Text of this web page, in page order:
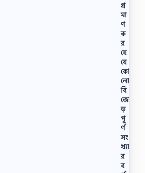
প্র
মা
ণ
ক
র
যে
যে
কো
নো
বি
জো
ড়
পূ
র্ণ
সং
খ্যা
র
ব